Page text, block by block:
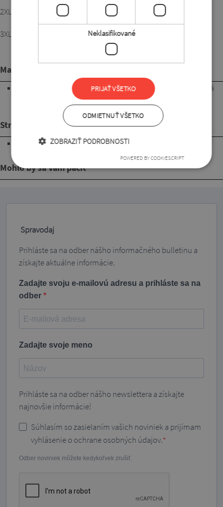
2XL:2XL-3XL veľkosť
3XL:4XL-5XL veľkosť
Materiál
95% polyester, 5% lycra. Pohodlná, jemne padavá a elastická
látka, ktorá sa pri nosení nelepí na telo. Ľahko sa ošetruje,
nekrčí sa a pri praní nepúšťa farbu.
Strih
s dĺžkou po členky
Mohlo by sa Vám páčiť
Spravodaj
Prihláste sa na odber nášho informačného bulletinu a
získajte aktuálne informácie.
Zadajte svoju e-mailovú adresu a prihláste sa na
odber
Zadajte svoje meno
Prihláste sa na odber nášho newslettera a získajte
najnovšie informácie!
Súhlasím so zasielaním vašich noviniek a prijímam
vyhlásenie o ochrane osobných údajov.
Odber noviniek môžete kedykoľvek zrušiť.
Neklasifikované
PRIJAŤ VŠETKO
ODMIETNUŤ VŠETKO
ZOBRAZIŤ PODROBNOSTI
POWERED BY COOKIESCRIPT